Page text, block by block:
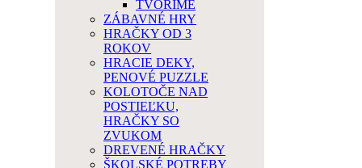
TVORÍME
ZÁBAVNÉ HRY
HRAČKY OD 3
ROKOV
HRACIE DEKY,
PENOVÉ PUZZLE
KOLOTOČE NAD
POSTIEĽKU,
HRAČKY SO
ZVUKOM
DREVENÉ HRAČKY
ŠKOLSKÉ POTREBY